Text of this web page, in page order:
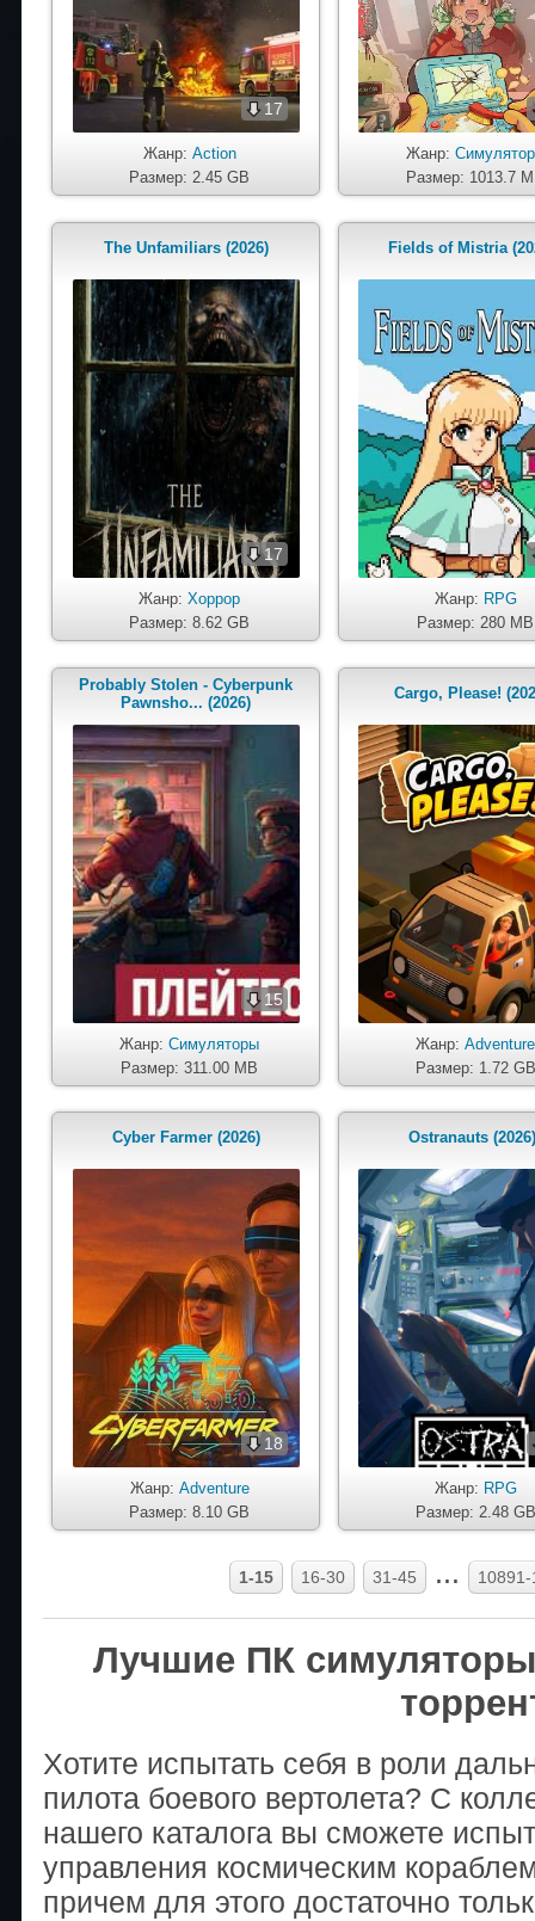
17
Жанр: Action
Размер: 2.45 GB
Жанр:
Размер: 1013.7
The Unfamiliars (2026)
17
Жанр:Хоррор
Размер: 8.62 GB
Fields of Mistria
Жанр: RPG
Размер: 280 MB
Probably Stolen - Cyberpunk
Pawnsho... (2026)
15
Жанр:Симуляторы
Размер: 311.00 MB
Cargo, Please!
Жанр:Adventure
Размер: 1.72 GB
Cyber Farmer (2026)
18
Жанр: Adventure
Размер: 8.10 GB
Ostranauts (2026)
Жанр: RPG
Размер: 2.48 GB
1-15 16-30 31-45 ...
Лучшие ПК симуляторы
Хотите испытать себя в роли
пилота боевого вертолета? С
нашего каталога вы сможете
управления космическим
причем для этого достаточно